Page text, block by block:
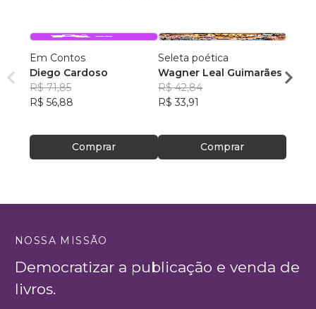
Em Contos
Diego Cardoso
R$ 71,85
R$ 56,88
Comprar
Seleta poética
Wagner Leal Guimarães
R$ 42,84
R$ 33,91
Comprar
ainda
Carla
NOSSA MISSÃO
Democratizar a publicação e venda de
livros.